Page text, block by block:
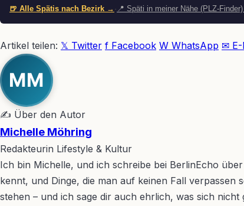
🍺 Alle Spätis nach Bezirk → · 📍 Späti in meiner Nähe (PLZ-
Artikel teilen: 𝕏 Twitter f Facebook W WhatsApp ✉ E-
MM
✍ Über den Autor
Michelle Möhring
Redakteurin Lifestyle & Kultur
Ich bin Michelle, und ich schreibe bei BerlinEcho
kennt, und Dinge, die man auf keinen Fall verpassen
stehen – und ich sage dir auch ehrlich, was sich